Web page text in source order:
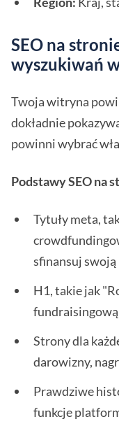
SEO na
wyszukiwań
Twoja witryna
dokładnie
powinni wybrać
Podstawy SEO na
Tytuły meta,
sfinansuj
H1, takie jak
Strony dla
darowizny,
Prawdziwe
funkcje